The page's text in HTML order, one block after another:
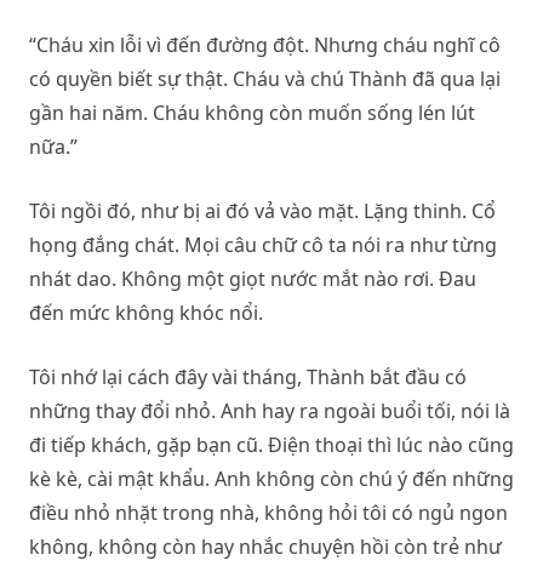
“Cháu xin lỗi vì đến đường đột. Nhưng cháu nghĩ cô
có quyền biết sự thật. Cháu và chú Thành đã qua lại
gần hai năm. Cháu không còn muốn sống lén lút
nữa.”
Tôi ngồi đó, như bị ai đó vả vào mặt. Lặng thinh. Cổ
họng đắng chát. Mọi câu chữ cô ta nói ra như từng
nhát dao. Không một giọt nước mắt nào rơi. Đau
đến mức không khóc nổi.
Tôi nhớ lại cách đây vài tháng, Thành bắt đầu có
những thay đổi nhỏ. Anh hay ra ngoài buổi tối, nói là
đi tiếp khách, gặp bạn cũ. Điện thoại thì lúc nào cũng
kè kè, cài mật khẩu. Anh không còn chú ý đến những
điều nhỏ nhặt trong nhà, không hỏi tôi có ngủ ngon
không, không còn hay nhắc chuyện hồi còn trẻ như